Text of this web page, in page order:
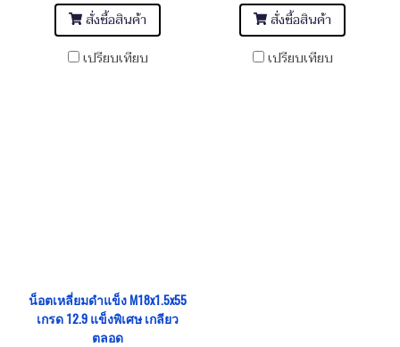
สั่งซื้อสินค้า
เปรียบเทียบ
สั่งซื้อสินค้า
เปรียบเทียบ
น็อตเหลี่ยมดำแข็ง M18x1.5x55
เกรด 12.9 แข็งพิเศษ เกลียว
ตลอด